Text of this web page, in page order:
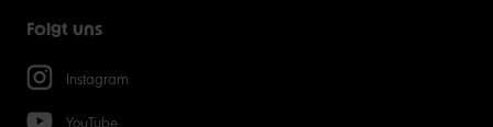
Folgt uns
Instagram
YouTube